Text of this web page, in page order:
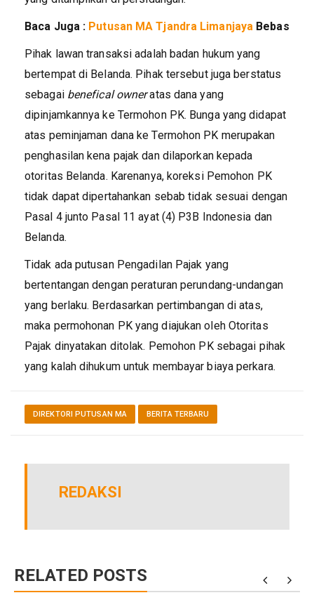
Baca Juga : Putusan MA Tjandra Limanjaya Bebas
Pihak lawan transaksi adalah badan hukum yang
bertempat di Belanda. Pihak tersebut juga berstatus
sebagai benefical owneratas dana yang
dipinjamkannya ke Termohon PK. Bunga yang didapat
atas peminjaman dana ke Termohon PK merupakan
penghasilan kena pajak dan dilaporkan kepada
otoritas Belanda. Karenanya, koreksi Pemohon PK
tidak dapat dipertahankan sebab tidak sesuai dengan
Pasal 4 junto Pasal 11 ayat (4) P3B Indonesia dan
Belanda.
Tidak ada putusan Pengadilan Pajak yang
bertentangan dengan peraturan perundang-undangan
yang berlaku. Berdasarkan pertimbangan di atas,
maka permohonan PK yang diajukan oleh Otoritas
Pajak dinyatakan ditolak. Pemohon PK sebagai pihak
yang kalah dihukum untuk membayar biaya perkara.
DIREKTORI PUTUSAN MA BERITA TERBARU
REDAKSI
RELATED POSTS